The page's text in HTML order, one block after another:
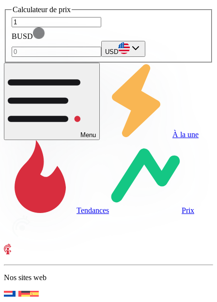
Calculateur de prix
BUSD
USD
Menu À la une
Tendances Prix
Nos sites web